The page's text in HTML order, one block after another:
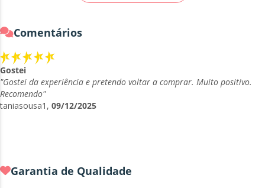
Comentários
Gostei
"Gostei da experiência e pretendo voltar a comprar. Muito positivo.
Recomendo"
taniasousa1, 09/12/2025
Garantia de Qualidade